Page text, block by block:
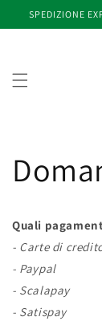
direttamente
ai contenuti
SPEDIZIONE
Quali
- Carte di
- Paypal
- Scalapay
- Satispay